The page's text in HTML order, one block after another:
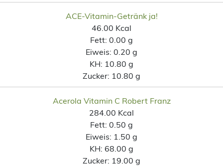
ACE-Vitamin-Getränk ja!
46.00 Kcal
Fett: 0.00 g
Eiweis: 0.20 g
KH: 10.80 g
Zucker: 10.80 g
Acerola Vitamin C Robert Franz
284.00 Kcal
Fett: 0.50 g
Eiweis: 1.50 g
KH: 68.00 g
Zucker: 19.00 g